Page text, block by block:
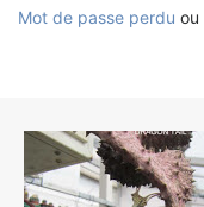
Mot de passe perdu ou